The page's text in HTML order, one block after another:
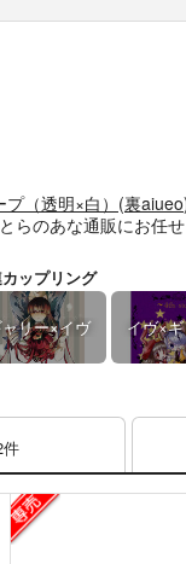
（透明×白） (裏aiueo
らのあな通販にお任せ
ップリング
リー×イヴ イヴ×
件